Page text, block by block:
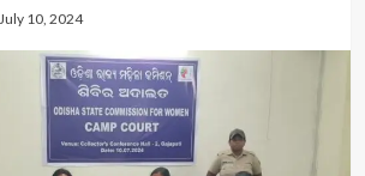
July 10, 2024